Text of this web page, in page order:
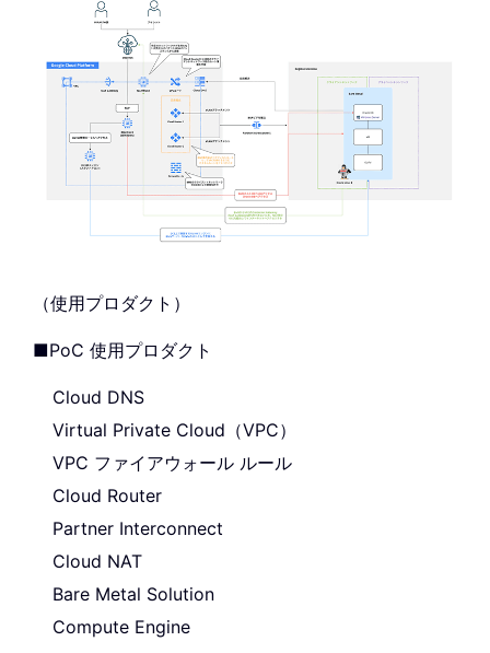
（使用プロダクト）
■PoC 使用プロダクト
Cloud DNS
Virtual Private Cloud（VPC）
VPC ファイアウォール ルール
Cloud Router
Partner Interconnect
Cloud NAT
Bare Metal Solution
Compute Engine